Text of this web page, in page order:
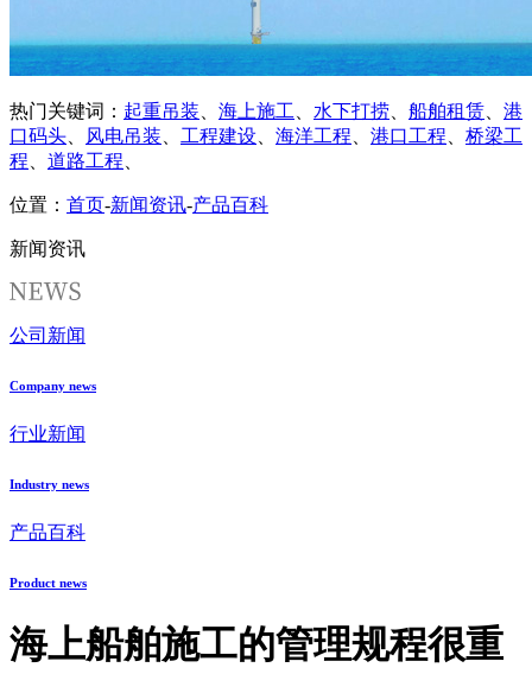
热门关键词： 起重吊装、 海上施工、 水下打捞、 船舶租赁、 港
口码头、 风电吊装、 工程建设、 海洋工程、 港口工程、 桥梁工
程、 道路工程、
位置： 首页-新闻资讯-产品百科
新闻资讯
公司新闻
Company news
行业新闻
Industry news
产品百科
Product news
海上船舶施工的管理规程很重